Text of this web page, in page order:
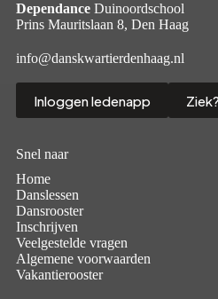
Dependance Duinoordschool
Prins Mauritslaan 8, Den Haag
info@danskwartierdenhaag.nl
Inloggen ledenapp
Snel naar
Home
Danslessen
Dansrooster
Inschrijven
Veelgestelde vragen
Algemene voorwaarden
Vakantierooster